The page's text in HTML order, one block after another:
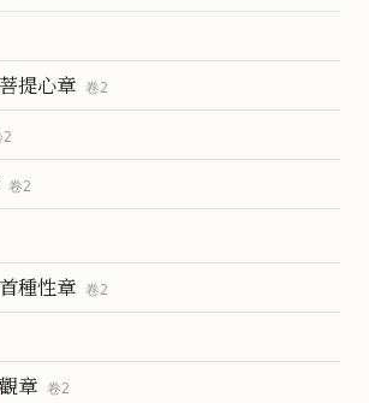
提心章 卷2
2
卷2
種性章 卷2
章 卷2